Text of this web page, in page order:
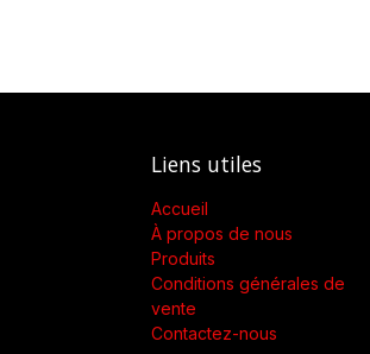
Liens utiles
Accueil
À propos de nous
Produits
Conditions générales de
vente
Contactez-nous